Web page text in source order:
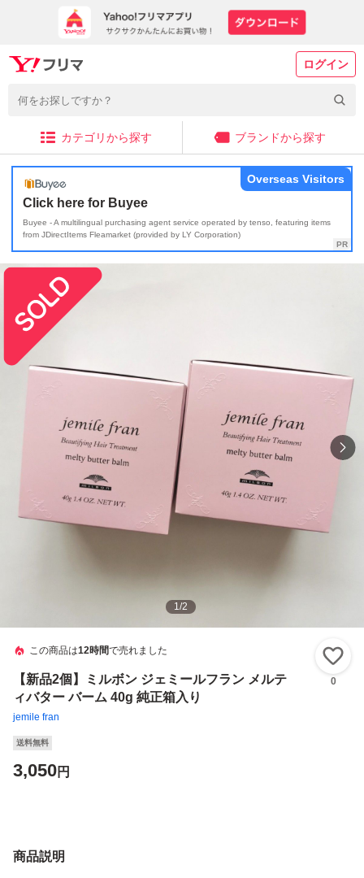
ログイン
カテゴリから探す ブランドから探す
Click here for Buyee
Buyee - A multilingual purchasing agent service operated by tenso, featuring items
from JDirectItems Fleamarket (provided by LY Corporation)
Overseas Visitors
1/2
この商品は12時間で売れました
【新品2個】ミルボン ジェミールフラン メルテ
ィバター バーム 40g 純正箱入り
jemile fran
0
送料無料
3,050円
商品説明